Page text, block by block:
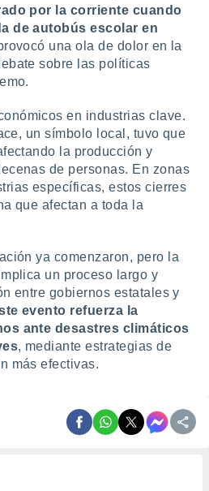
por la corriente cuando
de autobús escolar en
una ola de dolor en la
sobre las políticas
en industrias clave.
un símbolo local, tuvo que
la producción y
de personas. En zonas
específicas, estos cierres
que afectan a toda la
ya comenzaron, pero la
un proceso largo y
entre gobiernos estatales y
evento refuerza la
ante desastres climáticos
, mediante estrategias de
más efectivas.